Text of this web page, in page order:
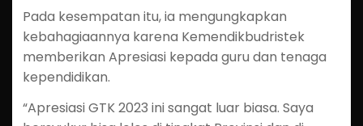
Pada kesempatan itu, ia mengungkapkan
kebahagiaannya karena Kemendikbudristek
memberikan Apresiasi kepada guru dan tenaga
kependidikan.
“Apresiasi GTK 2023 ini sangat luar biasa. Saya